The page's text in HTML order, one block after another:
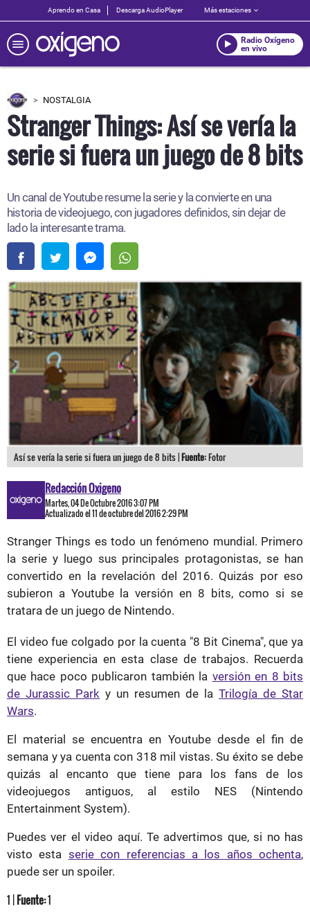
Aprendo en Casa Descarga AudioPlayer Más estaciones
Radio Oxígeno
en vivo
NOSTALGIA
Stranger Things: Así se vería la
serie si fuera un juego de 8 bits
Un canal de Youtube resume la serie y la convierte en una
historia de videojuego, con jugadores definidos, sin dejar de
lado la interesante trama.
Así se vería la serie si fuera un juego de 8 bits |Fuente:Fotor
Redacción Oxigeno
Martes, 04 De Octubre 2016 3:07 PM
Actualizado el 11 de octubre del 2016 2:29 PM
Stranger Things es todo un fenómeno mundial. Primero
la serie y luego sus principales protagonistas, se han
convertido en la revelación del 2016. Quizás por eso
subieron a Youtube la versión en 8 bits, como si se
tratara de un juego de Nintendo.
El video fue colgado por la cuenta "8 Bit Cinema", que ya
tiene experiencia en esta clase de trabajos. Recuerda
que hace poco publicaron también la versión en 8 bits
de Jurassic Park y un resumen de la Trilogía de Star
Wars.
El material se encuentra en Youtube desde el fin de
semana y ya cuenta con 318 mil vistas. Su éxito se debe
quizás al encanto que tiene para los fans de los
videojuegos antiguos, al estilo NES (Nintendo
Entertainment System).
Puedes ver el video aquí. Te advertimos que, si no has
visto esta serie con referencias a los años ochenta,
puede ser un spoiler.
1 | Fuente:1